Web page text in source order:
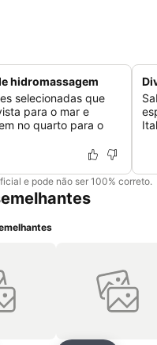
hidromassagem
selecionadas que
para o mar e
no quarto para o
e pode não ser 100% correto.